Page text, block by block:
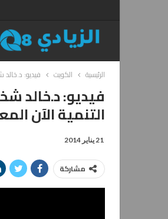
الرئيسية الكويت فيديو:
فيديو: د.خالد
التنمية الآن
21 يناير 2014
مشاركة